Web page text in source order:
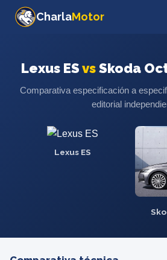
CharlaMotor
Lexus ESvsSkoda
Comparativa especificación a
editorial
Lexus ES